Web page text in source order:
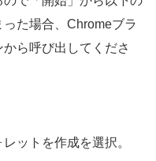
た場合、Chromeブラ
ら呼び出してくださ
ットを作成を選択。